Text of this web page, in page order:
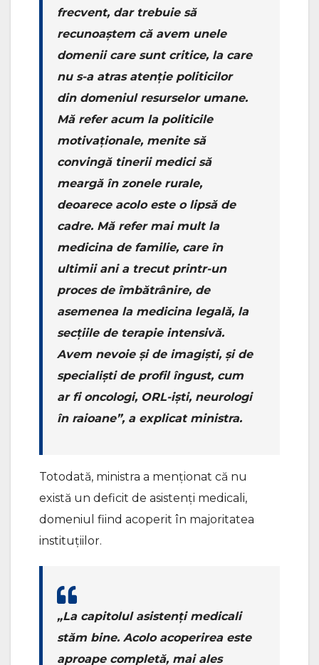
frecvent, dar trebuie să
recunoaștem că avem unele
domenii care sunt critice, la care
nu s-a atras atenție politicilor
din domeniul resurselor umane.
Mă refer acum la politicile
motivaționale, menite să
convingă tinerii medici să
meargă în zonele rurale,
deoarece acolo este o lipsă de
cadre. Mă refer mai mult la
medicina de familie, care în
ultimii ani a trecut printr-un
proces de îmbătrânire, de
asemenea la medicina legală, la
secțiile de terapie intensivă.
Avem nevoie și de imagiști, și de
specialiști de profil îngust, cum
ar fi oncologi, ORL-iști, neurologi
în raioane”, a explicat ministra.
Totodată, ministra a menționat că nu
există un deficit de asistenți medicali,
domeniul fiind acoperit în majoritatea
instituțiilor.
„La capitolul asistenți medicali
stăm bine. Acolo acoperirea este
aproape completă, mai ales